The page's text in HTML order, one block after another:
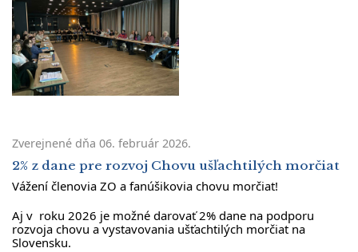
Zverejnené dňa 06. február 2026.
2% z dane pre rozvoj Chovu ušľachtilých morčiat
Vážení členovia ZO a fanúšikovia chovu morčiat!
Aj v roku 2026 je možné darovať 2% dane na podporu
rozvoja chovu a vystavovania ušťachtilých morčiat na
Slovensku.